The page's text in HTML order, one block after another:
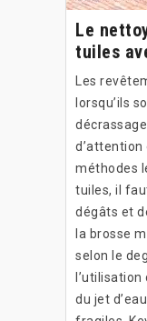
Le
tuiles
Les
lorsqu’ils
d’attention
méthodes
tuiles, il
dégâts et
la brosse
selon le
du jet